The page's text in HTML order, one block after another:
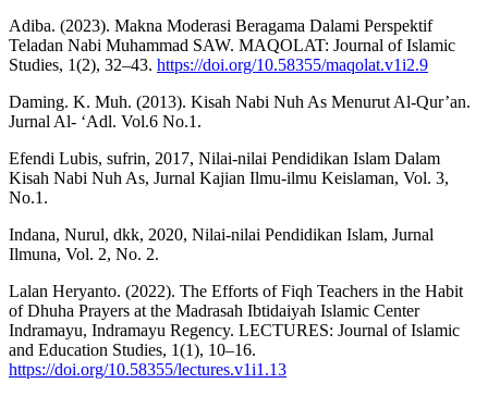
Adiba. (2023). Makna Moderasi Beragama Dalami Perspektif
Teladan Nabi Muhammad SAW. MAQOLAT: Journal of Islamic
Studies, 1(2), 32–43. https://doi.org/10.58355/maqolat.v1i2.9
Daming. K. Muh. (2013). Kisah Nabi Nuh As Menurut Al-Qur’an.
Jurnal Al- ‘Adl. Vol.6 No.1.
Efendi Lubis, sufrin, 2017, Nilai-nilai Pendidikan Islam Dalam
Kisah Nabi Nuh As, Jurnal Kajian Ilmu-ilmu Keislaman, Vol. 3,
No.1.
Indana, Nurul, dkk, 2020, Nilai-nilai Pendidikan Islam, Jurnal
Ilmuna, Vol. 2, No. 2.
Lalan Heryanto. (2022). The Efforts of Fiqh Teachers in the Habit
of Dhuha Prayers at the Madrasah Ibtidaiyah Islamic Center
Indramayu, Indramayu Regency. LECTURES: Journal of Islamic
and Education Studies, 1(1), 10–16.
https://doi.org/10.58355/lectures.v1i1.13